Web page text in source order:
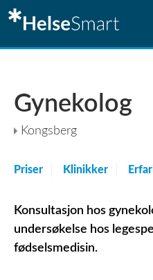
Gynekolog
Kongsberg
Priser Klinikker
Konsultasjon hos
undersøkelse hos
fødselsmedisin.